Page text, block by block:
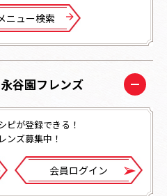
ニュー検索
谷園フレンズ
ピが登録できる！
ンズ募集中！
会員ログイン